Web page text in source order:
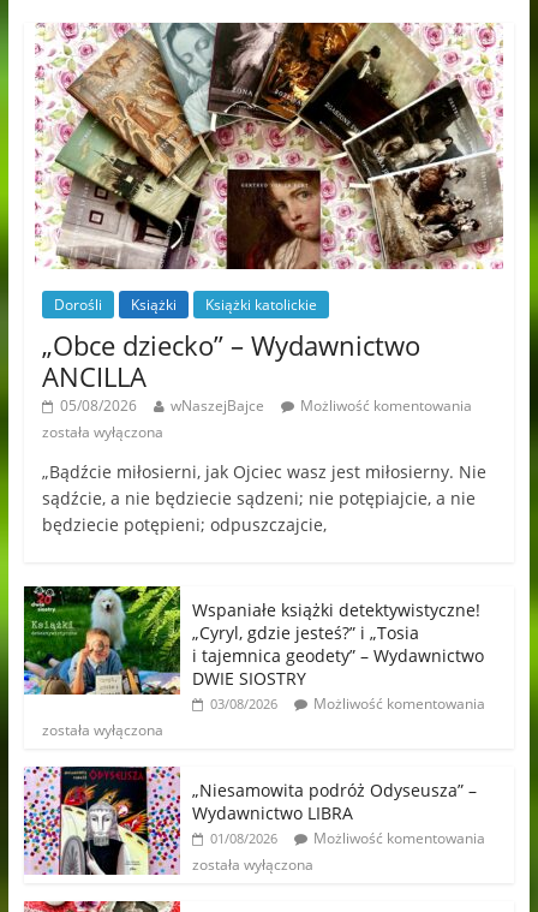
Dorośli Książki Książki katolickie
„Obce dziecko” – Wydawnictwo
ANCILLA
05/08/2026 wNaszejBajce
Możliwość komentowania
została wyłączona
„Bądźcie miłosierni, jak Ojciec wasz jest miłosierny. Nie
sądźcie, a nie będziecie sądzeni; nie potępiajcie, a nie
będziecie potępieni; odpuszczajcie,
Wspaniałe książki detektywistyczne!
„Cyryl, gdzie jesteś?” i „Tosia
i tajemnica geodety” – Wydawnictwo
DWIE SIOSTRY
03/08/2026
Możliwość komentowania
została wyłączona
„Niesamowita podróż Odyseusza” –
Wydawnictwo LIBRA
01/08/2026
Możliwość komentowania
została wyłączona